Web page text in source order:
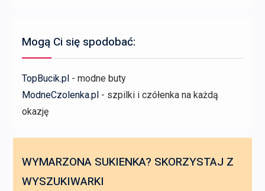
Mogą Ci się spodobać:
TopBucik.pl - modne buty
ModneCzolenka.pl - szpilki i czółenka na każdą
okazję
WYMARZONA SUKIENKA? SKORZYSTAJ Z
WYSZUKIWARKI